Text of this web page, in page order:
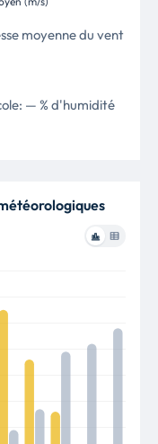
moyenne du vent
— % d'humidité